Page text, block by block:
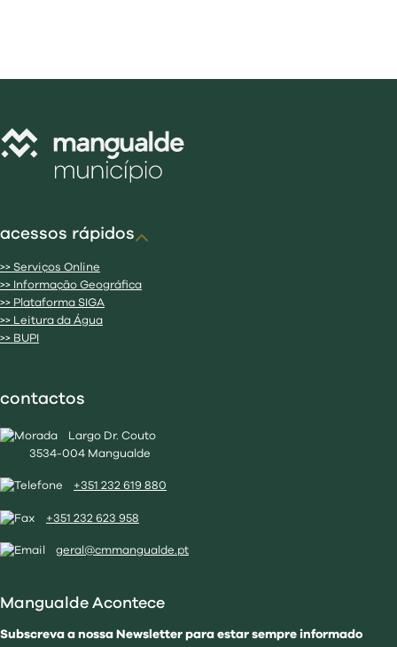
acessos rápidos
>> Serviços Online
>> Informação Geográfica
>> Plataforma SIGA
>> Leitura da Água
>> BUPI
contactos
Largo Dr. Couto
3534-004 Mangualde
+351 232 619 880
+351 232 623 958
geral@cmmangualde.pt
Mangualde Acontece
Subscreva a nossa Newsletter para estar sempre informado